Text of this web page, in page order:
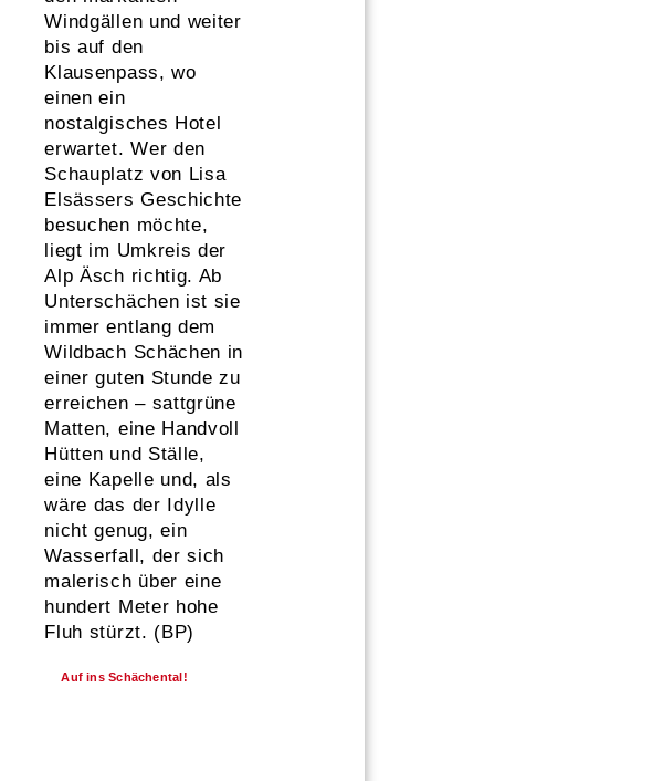
Windgällen und weiter
bis auf den
Klausenpass, wo
einen ein
nostalgisches Hotel
erwartet. Wer den
Schauplatz von Lisa
Elsässers Geschichte
besuchen möchte,
liegt im Umkreis der
Alp Äsch richtig. Ab
Unterschächen ist sie
immer entlang dem
Wildbach Schächen in
einer guten Stunde zu
erreichen – sattgrüne
Matten, eine Handvoll
Hütten und Ställe,
eine Kapelle und, als
wäre das der Idylle
nicht genug, ein
Wasserfall, der sich
malerisch über eine
hundert Meter hohe
Fluh stürzt. (BP)
Auf ins Schächental!